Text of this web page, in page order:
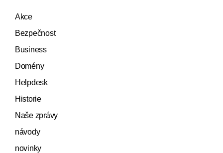
Akce
Bezpečnost
Business
Domény
Helpdesk
Historie
Naše zprávy
návody
novinky